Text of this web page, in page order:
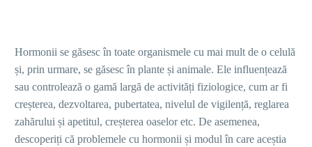
Hormonii se găsesc în toate organismele cu mai mult de o celulă
și, prin urmare, se găsesc în plante și animale. Ele influențează
sau controlează o gamă largă de activități fiziologice, cum ar fi
creșterea, dezvoltarea, pubertatea, nivelul de vigilență, reglarea
zahărului și apetitul, creșterea oaselor etc. De asemenea,
descoperiți că problemele cu hormonii și modul în care aceștia